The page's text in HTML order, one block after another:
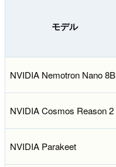
モデル
NVIDIA Nemotron Nano 8B
NVIDIA Cosmos Reason 2
NVIDIA Parakeet